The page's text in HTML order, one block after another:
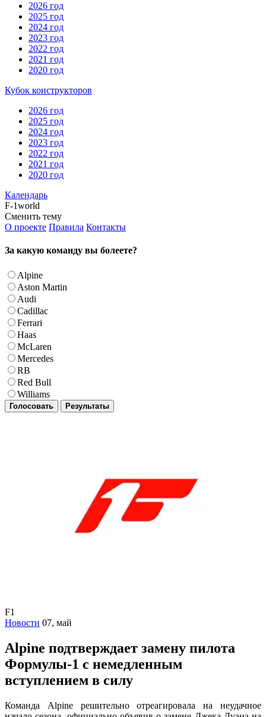
2026 год
2025 год
2024 год
2023 год
2022 год
2021 год
2020 год
Кубок конструкторов
2026 год
2025 год
2024 год
2023 год
2022 год
2021 год
2020 год
Календарь
F-1world
Сменить тему
О проекте Правила Контакты
За какую команду вы болеете?
Alpine
Aston Martin
Audi
Cadillac
Ferrari
Haas
McLaren
Mercedes
RB
Red Bull
Williams
Голосовать Результаты
F1
Новости 07, май
Alpine подтверждает замену пилота
Формулы-1 с немедленным
вступлением в силу
Команда Alpine решительно отреагировала на неудачное